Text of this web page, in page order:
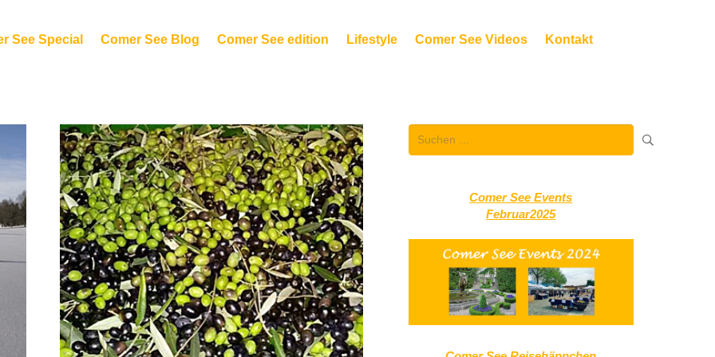
See Special Comer See Blog Comer See edition Lifestyle Comer See Videos Kontakt
nach:
Comer See Events
Februar2025